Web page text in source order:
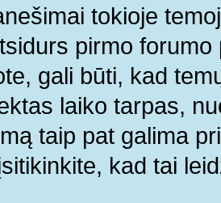
tokioje
pirmo
gali būti, kad
laiko tarpas,
taip pat galima
kad tai